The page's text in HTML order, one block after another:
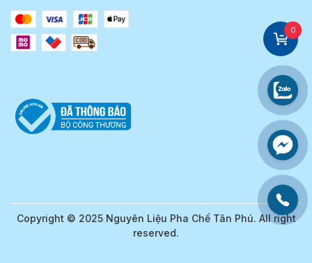
Copyright © 2025 Nguyên Liệu Pha Chế Tân Phú. All right
reserved.
0